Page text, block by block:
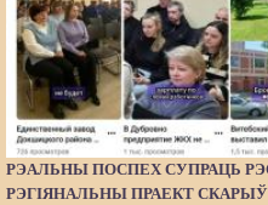
РЭАЛЬНЫ ПОСПЕХ СУПРАЦЬ
РЭГІЯНАЛЬНЫ ПРАЕКТ СКАРЫЎ